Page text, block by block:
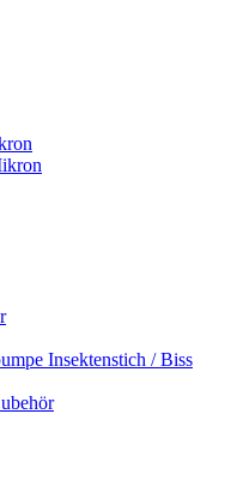
Insektenstich / Biss